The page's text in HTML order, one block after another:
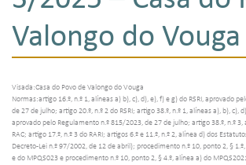
Valongo do Vouga
Visada:Casa do Povo de Valongo do Vouga
Normas:artigo 16.º, n.º 1, alíneas a) b), c), d), e), f) e g) do RSRI, aprovado
de 27 de julho; artigo 20.º, n.º 2 do RSRI; artigo 38.º, n.º 1, alíneas a), b), c),
aprovado pelo Regulamento n.º 815/2023, de 27 de julho; artigo 38.º, n.º
RAC; artigo 17.º, n.º 3 do RARI; artigos 6.º e 11.º, n.º 2, alínea d) dos
Decreto-Lei n.º 97/2002, de 12 de abril); procedimento n.º 10, ponto 2, §
e do MPQS023 e procedimento n.º 10, ponto 2, § 4.º, alínea a) do